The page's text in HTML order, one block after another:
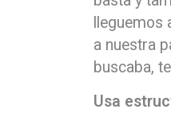
a nuestra
buscaba,
Usa